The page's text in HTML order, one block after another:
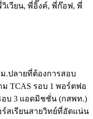
เวียน, พี่อิ๊งค์, พี่ก๊อฟ, พี่
.ปลายที่ต้องการสอบ
TCAS รอบ 1 พอร์ตฟอ
อบ 3 แอดมิชชั่น (กสพท.)
สเรียนสายวิทย์ที่อัดแน่น